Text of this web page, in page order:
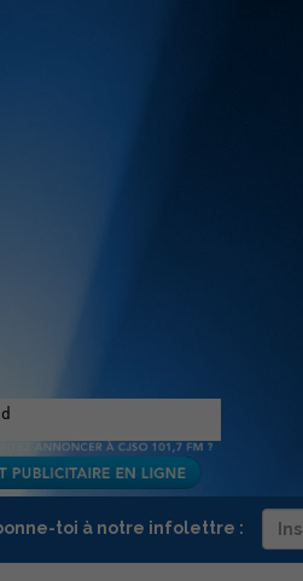
toi à notre infolettre :